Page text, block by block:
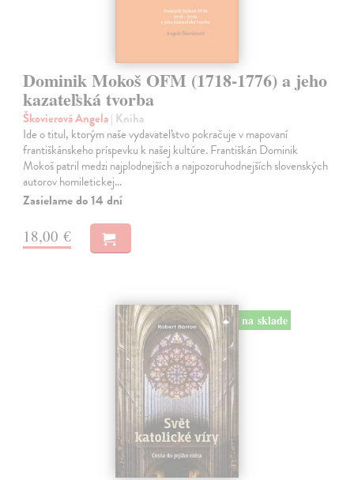
Dominik Mokoš OFM (1718-1776) a jeho
kazateľská tvorba
Škovierová Angela| Kniha
Ide o titul, ktorým naše vydavateľstvo pokračuje v mapovaní
františkánskeho príspevku k našej kultúre. Františkán Dominik
Mokoš patril medzi najplodnejších a najpozoruhodnejších slovenských
autorov homiletickej…
Zasielame do 14 dní
18,00 €
na sklade